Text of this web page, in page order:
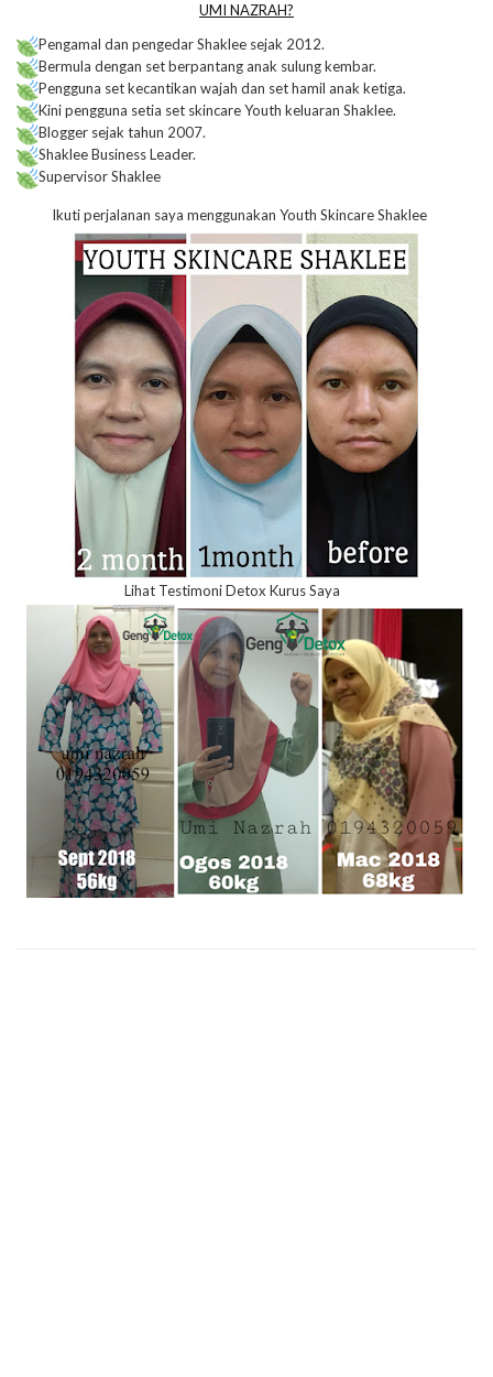
UMI NAZRAH?
Pengamal dan pengedar Shaklee sejak 2012.
Bermula dengan set berpantang anak sulung kembar.
Pengguna set kecantikan wajah dan set hamil anak ketiga.
Kini pengguna setia set skincare Youth keluaran Shaklee.
Blogger sejak tahun 2007.
Shaklee Business Leader.
Supervisor Shaklee
Ikuti perjalanan saya menggunakan Youth Skincare Shaklee
Lihat Testimoni Detox Kurus Saya